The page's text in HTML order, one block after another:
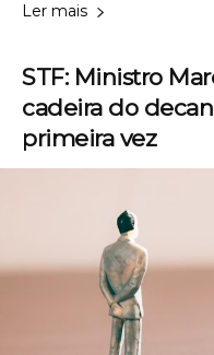
Ler mais
STF: Ministro
cadeira do
primeira vez